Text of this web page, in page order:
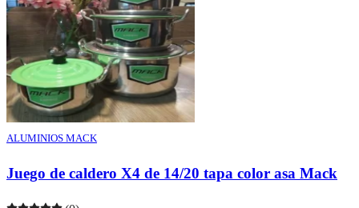
ALUMINIOS MACK
Juego de caldero X4 de 14/20 tapa color asa Mack